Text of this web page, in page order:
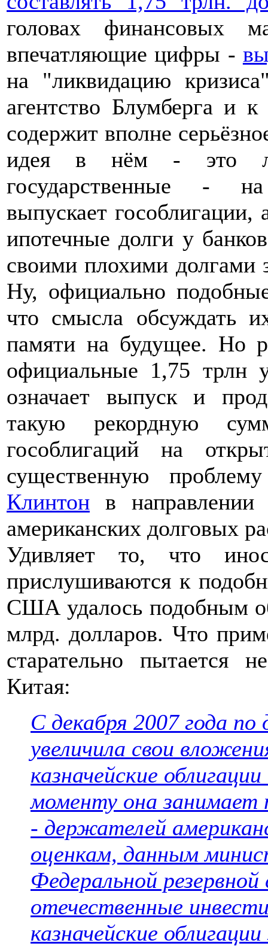
головах финансовых
впечатляющие цифры -
на "ликвидацию
агентство Блумберга и
содержит вполне
идея в нём - это
государственные -
выпускает
ипотечные долги у
своими плохими долгами
Ну, официально
что смысла обсуждать
памяти на будущее. Но
официальные 1,75 трлн
означает выпуск и
такую рекордную
гособлигаций на
существенную
Клинтон в
американских долговых
Удивляет то, что
прислушиваются к
США удалось подобным
млрд. долларов. Что
старательно пытается
Китая:
С декабря 2007 года по
увеличила свои
казначейские
моменту она занимает
- держателей
оценкам, данным
Федеральной
отечественные
казначейские